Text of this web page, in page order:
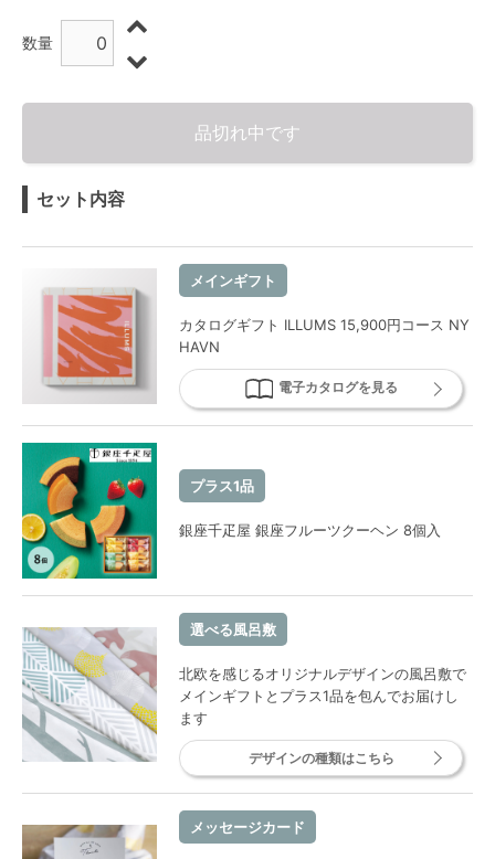
数量
品切れ中です
セット内容
メインギフト
カタログギフト ILLUMS 15,900円コース NY
HAVN
電子カタログを見る
プラス1品
銀座千疋屋 銀座フルーツクーヘン 8個入
選べる風呂敷
北欧を感じるオリジナルデザインの風呂敷で
メインギフトとプラス1品を包んでお届けし
ます
デザインの種類はこちら
メッセージカード